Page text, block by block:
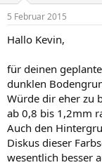
5 Februar 2015
Hallo Kevin,
für deinen
dunklen
Würde dir eher zu
ab 0,8 bis 1,2mm
Auch den
Diskus dieser
wesentlich besser